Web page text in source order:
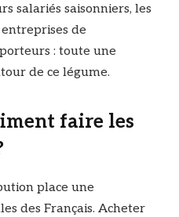
salariés saisonniers, les
de
: toute une
de ce légume.
faire les
place une
des Français. Acheter